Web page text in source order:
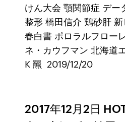
けん大会 顎関節症 デー
整形 橋田信介 鶏砂肝
春白書 ポロラルフロー
ネ・カウフマン 北海道
K 羆 2019/12/20
2017年12月2日